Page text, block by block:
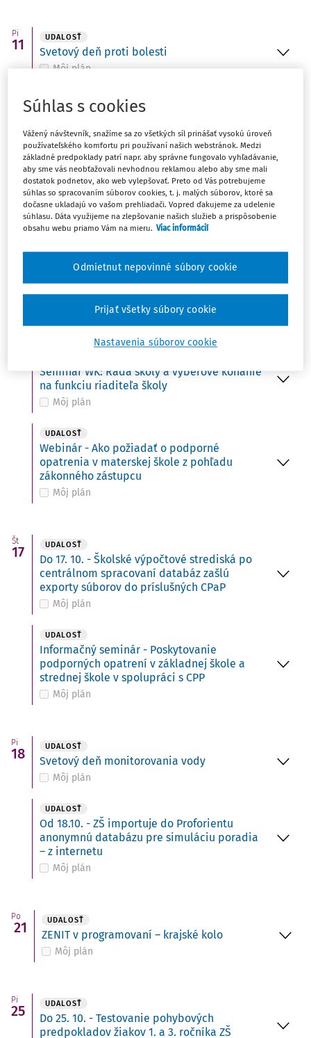
Pi
11 UDALOSŤ
Svetový deň proti bolesti
Môj plán
15
Do 15. 10. - Ministerstvo školstva zverejní na
svojom webovom sídle termíny konania
prijímacích skúšok
Môj plán
UDALOSŤ
Môj plán
UDALOSŤ
VÚDPaP: Kto z koho – ako udržať hranice
Môj plán
Seminár WK: Rada školy a výberové konanie
na funkciu riaditeľa školy
Môj plán
UDALOSŤ
Webinár - Ako požiadať o podporné
opatrenia v materskej škole z pohľadu
zákonného zástupcu
Môj plán
Št
17 UDALOSŤ
Do 17. 10. - Školské výpočtové strediská po
centrálnom spracovaní databáz zašlú
exporty súborov do príslušných CPaP
Môj plán
UDALOSŤ
Informačný seminár - Poskytovanie
podporných opatrení v základnej škole a
strednej škole v spolupráci s CPP
Môj plán
Pi
18 UDALOSŤ
Svetový deň monitorovania vody
Môj plán
UDALOSŤ
Od 18.10. - ZŠ importuje do Proforientu
anonymnú databázu pre simuláciu poradia
– z internetu
Môj plán
Po
21 UDALOSŤ
ZENIT v programovaní – krajské kolo
Môj plán
Pi
25 UDALOSŤ
Do 25. 10. - Testovanie pohybových
predpokladov žiakov 1. a 3. ročníka ZŠ
Súhlas s cookies
Vážený návštevník, snažíme sa zo všetkých síl prinášať vysokú úroveň
používateľského komfortu pri používaní našich webstránok. Medzi
základné predpoklady patrí napr. aby správne fungovalo vyhľadávanie,
aby sme vás neobťažovali nevhodnou reklamou alebo aby sme mali
dostatok podnetov, ako web vylepšovať. Preto od Vás potrebujeme
súhlas so spracovaním súborov cookies, t. j. malých súborov, ktoré sa
dočasne ukladajú vo vašom prehliadači. Vopred ďakujeme za udelenie
súhlasu. Dáta využijeme na zlepšovanie našich služieb a prispôsobenie
obsahu webu priamo Vám na mieru. Viac informácií
Nastavenia súborov cookie
Odmietnut nepovinné súbory cookie
Prijať všetky súbory cookie